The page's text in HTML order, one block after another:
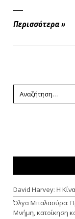
Περισσότερα »
David Harvey: Η
Όλγα Μπαλαούρα:
Μνήμη, κατοίκηση